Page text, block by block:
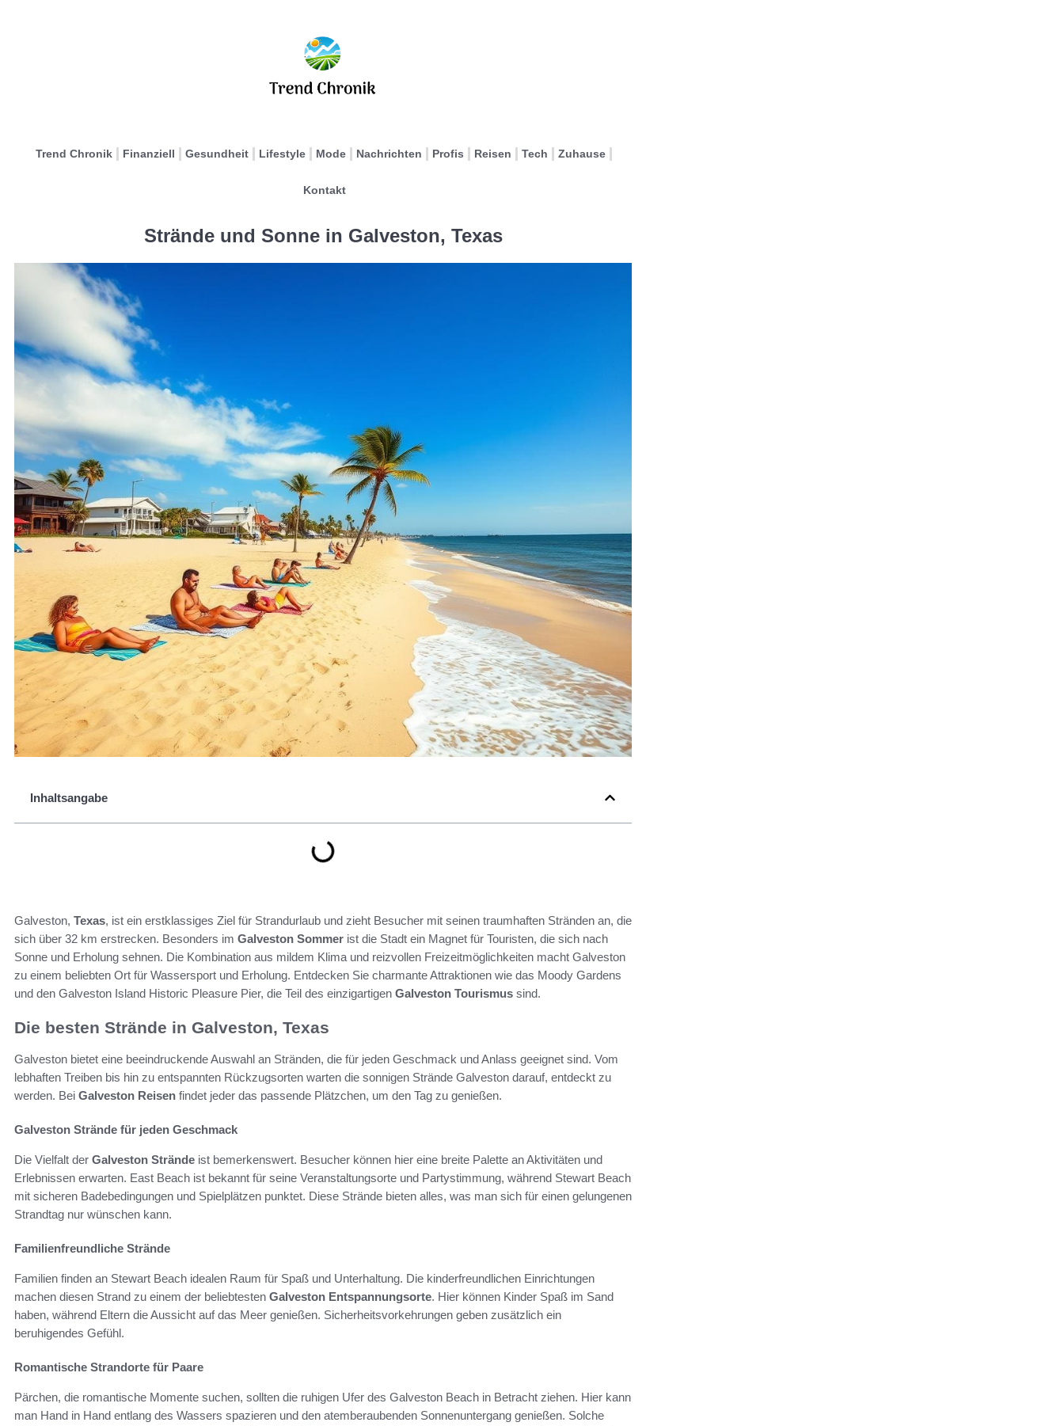
Trend Chronik Finanziell Gesundheit Lifestyle Mode Nachrichten Profis Reisen Tech Zuhause
Kontakt
Strände und Sonne in Galveston, Texas
Inhaltsangabe
Galveston, Texas, ist ein erstklassiges Ziel für Strandurlaub und zieht Besucher mit seinen traumhaften Stränden an, die
sich über 32 km erstrecken. Besonders im Galveston Sommer ist die Stadt ein Magnet für Touristen, die sich nach
Sonne und Erholung sehnen. Die Kombination aus mildem Klima und reizvollen Freizeitmöglichkeiten macht Galveston
zu einem beliebten Ort für Wassersport und Erholung. Entdecken Sie charmante Attraktionen wie das Moody Gardens
und den Galveston Island Historic Pleasure Pier, die Teil des einzigartigen Galveston Tourismus sind.
Die besten Strände in Galveston, Texas
Galveston bietet eine beeindruckende Auswahl an Stränden, die für jeden Geschmack und Anlass geeignet sind. Vom
lebhaften Treiben bis hin zu entspannten Rückzugsorten warten die sonnigen Strände Galveston darauf, entdeckt zu
werden. Bei Galveston Reisen findet jeder das passende Plätzchen, um den Tag zu genießen.
Galveston Strände für jeden Geschmack
Die Vielfalt der Galveston Strände ist bemerkenswert. Besucher können hier eine breite Palette an Aktivitäten und
Erlebnissen erwarten. East Beach ist bekannt für seine Veranstaltungsorte und Partystimmung, während Stewart Beach
mit sicheren Badebedingungen und Spielplätzen punktet. Diese Strände bieten alles, was man sich für einen gelungenen
Strandtag nur wünschen kann.
Familienfreundliche Strände
Familien finden an Stewart Beach idealen Raum für Spaß und Unterhaltung. Die kinderfreundlichen Einrichtungen
machen diesen Strand zu einem der beliebtesten Galveston Entspannungsorte. Hier können Kinder Spaß im Sand
haben, während Eltern die Aussicht auf das Meer genießen. Sicherheitsvorkehrungen geben zusätzlich ein
beruhigendes Gefühl.
Romantische Strandorte für Paare
Pärchen, die romantische Momente suchen, sollten die ruhigen Ufer des Galveston Beach in Betracht ziehen. Hier kann
man Hand in Hand entlang des Wassers spazieren und den atemberaubenden Sonnenuntergang genießen. Solche